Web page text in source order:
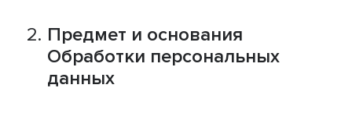
Предмет и основания
Обработки персональных
данных